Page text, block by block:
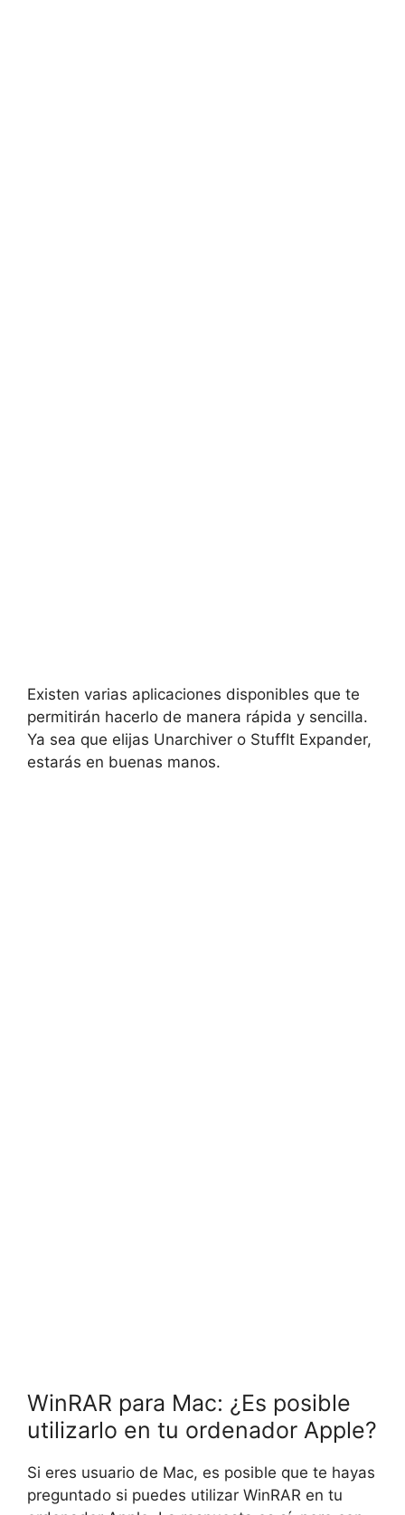
Existen varias aplicaciones disponibles que te
permitirán hacerlo de manera rápida y sencilla.
Ya sea que elijas Unarchiver o StuffIt Expander,
estarás en buenas manos.
WinRAR para Mac: ¿Es posible
utilizarlo en tu ordenador Apple?
Si eres usuario de Mac, es posible que te hayas
preguntado si puedes utilizar WinRAR en tu